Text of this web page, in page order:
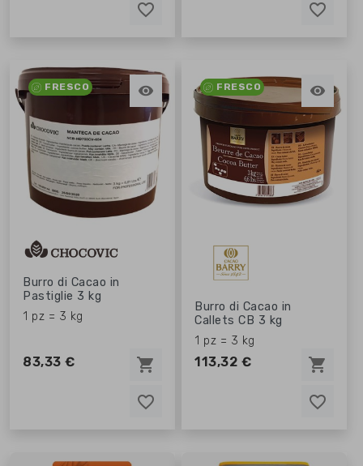
favorite_border
favorite_border favorite_border
favorite_border
FRESCO 
favorite_border
favorite_border
Burro di Cacao in
Pastiglie 3 kg
1 pz = 3 kg
83,33 € shopping_cart
FRESCO 
favorite_border
favorite_border
Burro di Cacao in
Callets CB 3 kg
1 pz = 3 kg
113,32 € shopping_cart